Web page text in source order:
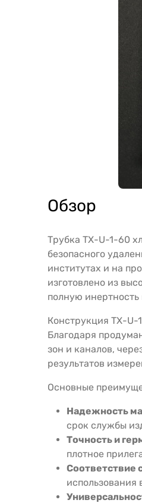
Обзор
Трубка ТХ-U-1-60
безопасного
институтах и на
изготовлено из
полную
Конструкция ТХ-U-
Благодаря
зон и каналов,
результатов
Основные
Надежность
срок службы
Точность и
плотное
Соответствие
использования